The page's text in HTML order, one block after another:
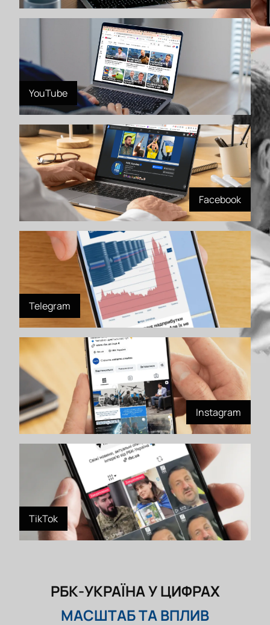
YouTube
Facebook
Telegram
Instagram
TikTok
РБК-УКРАЇНА У ЦИФРАХ
МАСШТАБ ТА ВПЛИВ